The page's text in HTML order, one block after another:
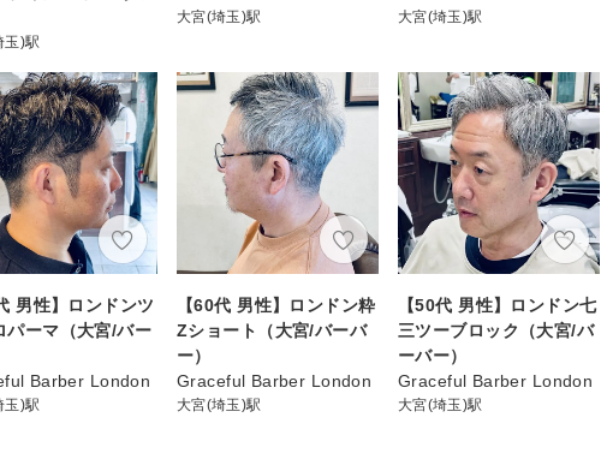
玉)駅
大宮(埼玉)駅 大宮(埼玉)駅
男性】ロンドンツ
パーマ（大宮/バー
Barber London
玉)駅
【60代 男性】ロンドン粋
Zショート（大宮/バーバ
ー）
Graceful Barber London
大宮(埼玉)駅
【50代 男性】ロンドン七
三ツーブロック（大宮/バ
ーバー）
Graceful Barber London
大宮(埼玉)駅